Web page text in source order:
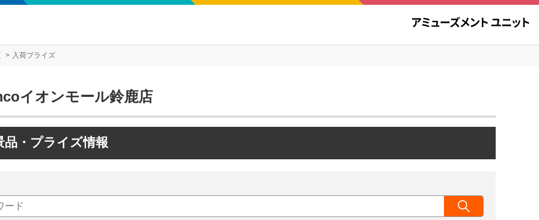
入荷プライズ
イオンモール鈴鹿店
品・プライズ情報